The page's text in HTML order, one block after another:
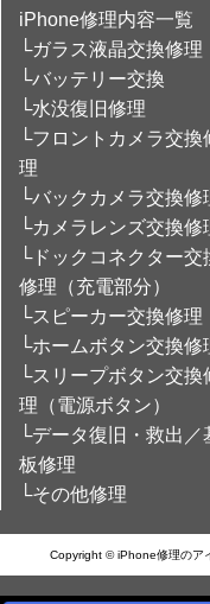
iPhone修理内容一覧
└ガラス液晶交換修理
└バッテリー交換
└水没復旧修理
└フロントカメラ交換
理
└バックカメラ交換修
└カメラレンズ交換修
└ドックコネクター交
修理（充電部分）
└スピーカー交換修理
└ホームボタン交換修
└スリープボタン交換
理（電源ボタン）
└データ復旧・救出／
板修理
└その他修理
Copyright © iPhone修理のア